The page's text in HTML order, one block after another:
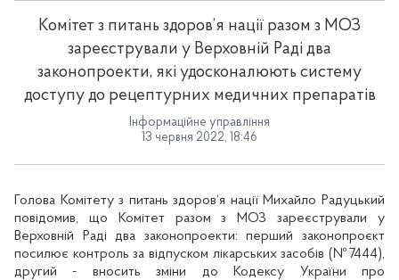
Комітет з питань здоров’я нації разом з МОЗ
зареєстрували у Верховній Раді два
законопроекти, які удосконалюють систему
доступу до рецептурних медичних препаратів
Інформаційне управління
13 червня 2022, 18:46
Голова Комітету з питань здоров‘я нації Михайло Радуцький
повідомив, що Комітет разом з МОЗ зареєстрували у
Верховній Раді два законопроекти: перший законопроєкт
посилює контроль за відпуском лікарських засобів (№7444),
другий - вносить зміни до Кодексу України про